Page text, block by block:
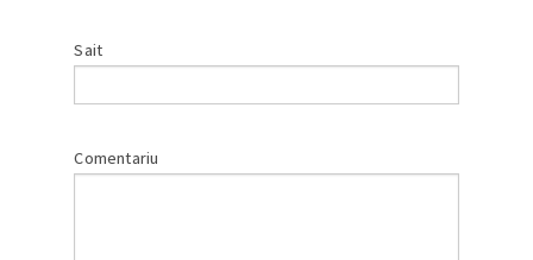
Sait
Comentariu